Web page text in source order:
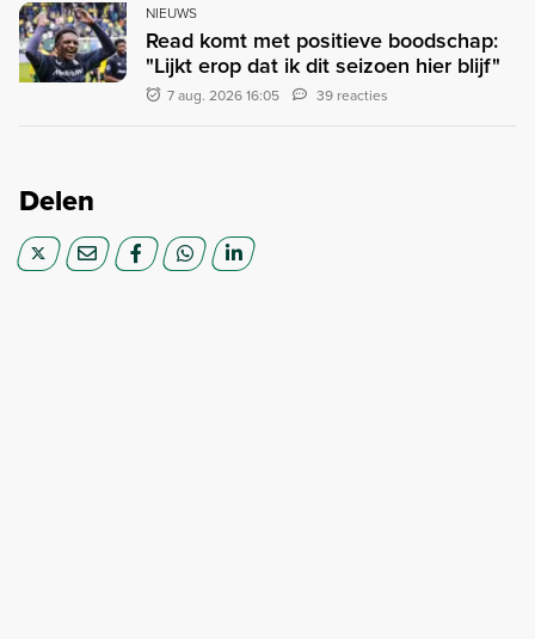
NIEUWS
Read komt met positieve boodschap:
"Lijkt erop dat ik dit seizoen hier blijf"
7 aug. 2026 16:05 39 reacties
Delen